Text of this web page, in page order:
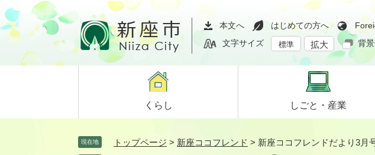
ペ
ー
ジ
メ
ニ
ュ
て
本文へ はじめての方へ
文字サイズ
標準 拡大 背
くらし しごと・ 産業
現在地 トップページ > 新座ココフレンド > 新座ココフレンドだより3月